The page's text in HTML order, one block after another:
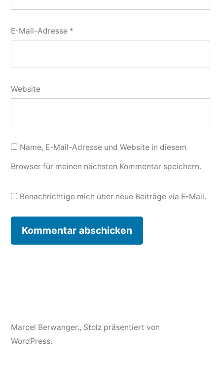
E-Mail-Adresse *
Website
Name, E-Mail-Adresse und Website in diesem
Browser für meinen nächsten Kommentar speichern.
Benachrichtige mich über neue Beiträge via E-Mail.
Marcel Berwanger., Stolz präsentiert von
WordPress.